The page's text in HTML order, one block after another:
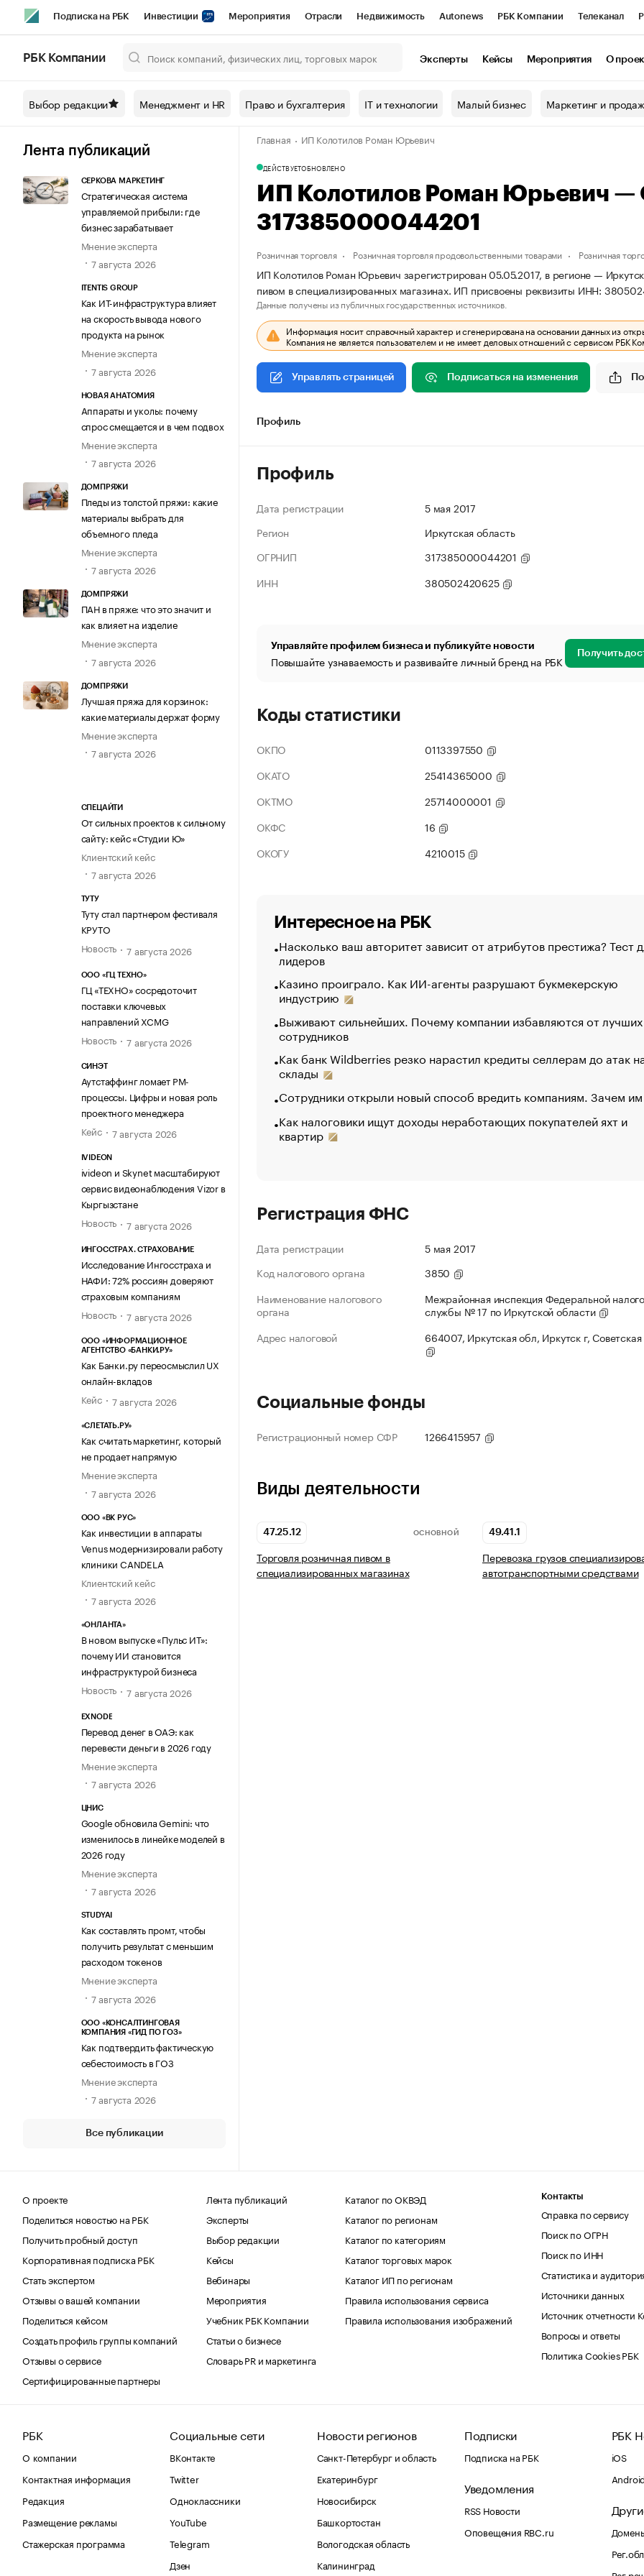
Подписка на РБК Инвестиции Мероприятия Отрасли Недвижимость Autonews РБК Компании Телеканал
Спецпроекты СПб Конференции СПб Спецпроекты Проверка контрагентов
Технологии и медиа Рынок наличной валюты
РБК Компании Эксперты Кейсы Мероприятия О
Выбор редакции Менеджмент и HR Право и бухгалтерия IT и технологии Малый бизнес Маркетинг и
Лента публикаций
СЕРКОВА МАРКЕТИНГ
Стратегическая система
управляемой прибыли: где
бизнес зарабатывает
Мнение эксперта
7 августа 2026
ITENTIS GROUP
Как ИТ-инфраструктура влияет
на скорость вывода нового
продукта на рынок
Мнение эксперта
7 августа 2026
НОВАЯ АНАТОМИЯ
Аппараты и уколы: почему
спрос смещается и в чем подвох
Мнение эксперта
7 августа 2026
ДОМПРЯЖИ
Пледы из толстой пряжи: какие
материалы выбрать для
объемного пледа
Мнение эксперта
7 августа 2026
ДОМПРЯЖИ
ПАН в пряже: что это значит и
как влияет на изделие
Мнение эксперта
7 августа 2026
ДОМПРЯЖИ
Лучшая пряжа для корзинок:
какие материалы держат форму
Мнение эксперта
7 августа 2026
СПЕЦАЙТИ
От сильных проектов к сильному
сайту: кейс «Студии Ю»
Клиентский кейс
7 августа 2026
ТУТУ
Туту стал партнером фестиваля
КРУТО
Новость
7 августа 2026
ООО «ГЦ ТЕХНО»
ГЦ «ТЕХНО» сосредоточит
поставки ключевых
направлений XCMG
Новость
7 августа 2026
СИНЭТ
Аутстаффинг ломает PM-
процессы. Цифры и новая роль
проектного менеджера
Кейс
7 августа 2026
IVIDEON
ivideon и Skynet масштабируют
сервис видеонаблюдения Vizor в
Кыргызстане
Новость
7 августа 2026
ИНГОССТРАХ. СТРАХОВАНИЕ
Исследование Ингосстраха и
НАФИ: 72% россиян доверяют
страховым компаниям
Новость
7 августа 2026
ООО «ИНФОРМАЦИОННОЕ
АГЕНТСТВО «БАНКИ.РУ»
Как Банки.ру переосмыслил UX
онлайн-вкладов
Кейс
7 августа 2026
«СЛЕТАТЬ.РУ»
Как считать маркетинг, который
не продает напрямую
Мнение эксперта
7 августа 2026
ООО «ВК РУС»
Как инвестиции в аппараты
Venus модернизировали работу
клиники CANDELA
Клиентский кейс
7 августа 2026
«ОНЛАНТА»
В новом выпуске «Пульс ИТ»:
почему ИИ становится
инфраструктурой бизнеса
Новость
7 августа 2026
EXNODE
Перевод денег в ОАЭ: как
перевести деньги в 2026 году
Мнение эксперта
7 августа 2026
ЦНИС
Google обновила Gemini: что
изменилось в линейке моделей в
2026 году
Мнение эксперта
7 августа 2026
STUDYAI
Как составлять промт, чтобы
получить результат с меньшим
расходом токенов
Мнение эксперта
7 августа 2026
ООО «КОНСАЛТИНГОВАЯ
КОМПАНИЯ «ГИД ПО ГОЗ»
Как подтвердить фактическую
себестоимость в ГОЗ
Мнение эксперта
7 августа 2026
Все публикации
Главная ИП Колотилов Роман Юрьевич
ДЕЙСТВУЕТОБНОВЛЕНО
ИП Колотилов Роман Юрьевич
317385000044201
Розничная торговля Розничная торговля продовольственными товарами Розничная
ИП Колотилов Роман Юрьевич зарегистрирован 05.05.2017, в регионе —
пивом в специализированных магазинах. ИП присвоены реквизиты ИНН:
Данные получены из публичных государственных источников.
Информация носит справочный характер и сгенерирована на основании данных из
Компания не является пользователем и не имеет деловых отношений с сервисом РБК
Управлять страницей Подписаться на изменения
Профиль
Профиль
Дата регистрации
5 мая 2017
Регион
Иркутская область
ОГРНИП
317385000044201
ИНН
380502420625
Управляйте профилем бизнеса и публикуйте новости
Повышайте узнаваемость и развивайте личный бренд на РБК Получить
Коды статистики
ОКПО
0113397550
ОКАТО
25414365000
ОКТМО
25714000001
ОКФС
16
ОКОГУ
4210015
Интересное на РБК
Насколько ваш авторитет зависит от атрибутов престижа? Тест
лидеров
Казино проиграло. Как ИИ-агенты разрушают букмекерскую
индустрию
Выживают сильнейших. Почему компании избавляются от лучших
сотрудников
Как банк Wildberries резко нарастил кредиты селлерам до атак
склады
Сотрудники открыли новый способ вредить компаниям. Зачем
Как налоговики ищут доходы неработающих покупателей яхт и
квартир
Регистрация ФНС
Дата регистрации
5 мая 2017
Код налогового органа
3850
Наименование налогового
органа
Межрайонная инспекция Федеральной
службы № 17 по Иркутской области
Адрес налоговой
664007, Иркутская обл, Иркутск г,
Социальные фонды
Регистрационный номер СФР 1266415957
Виды деятельности
47.25.12 ОСНОВНОЙ
Торговля розничная пивом в
специализированных магазинах
49.41.1
Перевозка грузов
автотранспортными средствами
О проекте
Поделиться новостью на РБК
Получить пробный доступ
Корпоративная подписка РБК
Стать экспертом
Отзывы о вашей компании
Поделиться кейсом
Создать профиль группы компаний
Отзывы о сервисе
Сертифицированные партнеры
Лента публикаций
Эксперты
Выбор редакции
Кейсы
Вебинары
Мероприятия
Учебник РБК Компании
Статьи о бизнесе
Словарь PR и маркетинга
Каталог по ОКВЭД
Каталог по регионам
Каталог по категориям
Каталог торговых марок
Каталог ИП по регионам
Правила использования сервиса
Правила использования изображений
Контакты
Справка по сервису
Поиск по ОГРН
Поиск по ИНН
Статистика и
Источники данных
Источник отчетности
Вопросы и ответы
Политика Cookies РБК
РБК
О компании
Контактная информация
Редакция
Размещение рекламы
Стажерская программа
Социальные сети
ВКонтакте
Twitter
Одноклассники
YouTube
Telegram
Дзен
Новости регионов
Санкт-Петербург и область
Екатеринбург
Новосибирск
Башкортостан
Вологодская область
Калининград
Подписки
Подписка на РБК
Уведомления
RSS Новости
Оповещения RBC.ru
РБК
iOS